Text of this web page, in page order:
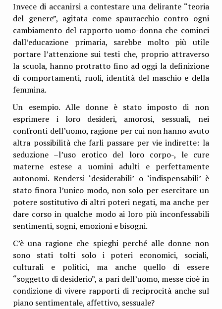
Invece di accanirsi a contestare una delirante “teoria
del genere”, agitata come spauracchio contro ogni
cambiamento del rapporto uomo-donna che cominci
dall’educazione primaria, sarebbe molto più utile
portare l’attenzione sui testi che, proprio attraverso
la scuola, hanno protratto fino ad oggi la definizione
di comportamenti, ruoli, identità del maschio e della
femmina.
Un esempio. Alle donne è stato imposto di non
esprimere i loro desideri, amorosi, sessuali, nei
confronti dell’uomo, ragione per cui non hanno avuto
altra possibilità che farli passare per vie indirette: la
seduzione –l’uso erotico del loro corpo-, le cure
materne estese a uomini adulti e perfettamente
autonomi. Rendersi ‘desiderabili’ o ‘indispensabili’ è
stato finora l’unico modo, non solo per esercitare un
potere sostitutivo di altri poteri negati, ma anche per
dare corso in qualche modo ai loro più inconfessabili
sentimenti, sogni, emozioni e bisogni.
C’è una ragione che spieghi perché alle donne non
sono stati tolti solo i poteri economici, sociali,
culturali e politici, ma anche quello di essere
“soggetto di desiderio”, a pari dell’uomo, messe cioè in
condizione di vivere rapporti di reciprocità anche sul
piano sentimentale, affettivo, sessuale?